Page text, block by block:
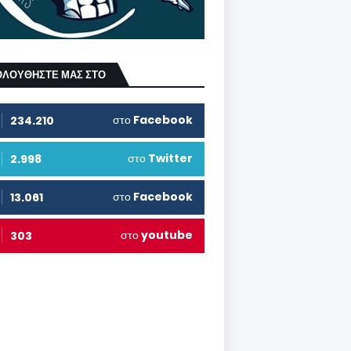
ΜΑΣ ΣΤΟ
234.210 στο Facebook
2.998 στο Twitter
13.061 στο Facebook
303 στοyoutube